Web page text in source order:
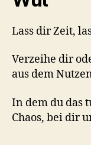
Lass dir Zeit,
Verzeihe dir
aus dem
In dem du das
Chaos, bei dir